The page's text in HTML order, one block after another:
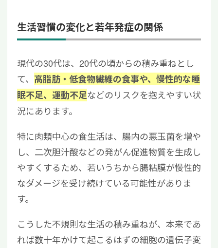
生活習慣の変化と若年発症の関係
現代の30代は、20代の頃からの積み重ねとし
て、 高脂肪・低食物繊維の食事や、慢性的な睡
眠不足、運動不足などのリスクを抱えやすい状
況にあります。
特に肉類中心の食生活は、腸内の悪玉菌を増や
し、二次胆汁酸などの発がん促進物質を生成し
やすくするため、若いうちから腸粘膜が慢性的
なダメージを受け続けている可能性がありま
す。
こうした不規則な生活の積み重ねが、本来であ
れば数十年かけて起こるはずの細胞の遺伝子変